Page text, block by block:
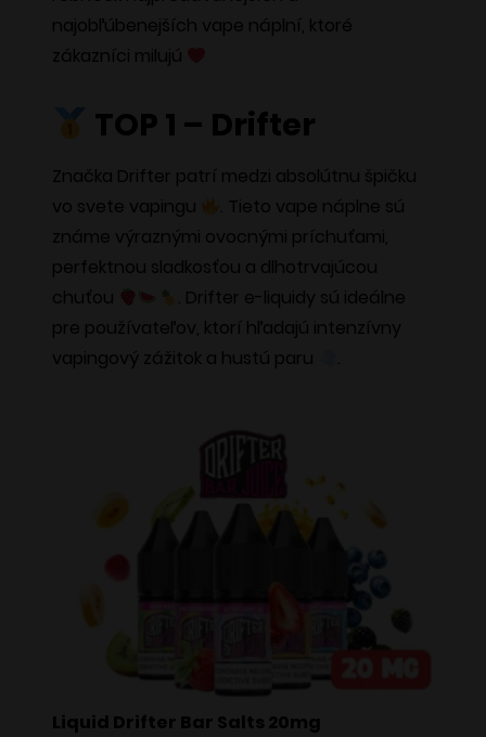
najobľúbenejších vape náplní, ktoré
zákazníci milujú
TOP 1 – Drifter
Značka Drifter patrí medzi absolútnu špičku
vo svete vapingu
. Tieto vape náplne sú
známe výraznými ovocnými príchuťami,
perfektnou sladkosťou a dlhotrvajúcou
chuťou
. Drifter e-liquidy sú ideálne
pre používateľov, ktorí hľadajú intenzívny
vapingový zážitok a hustú paru
.
Liquid Drifter Bar Salts 20mg